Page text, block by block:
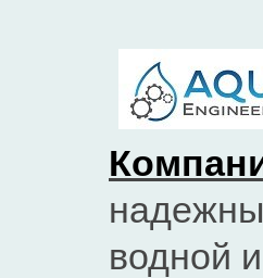
водной